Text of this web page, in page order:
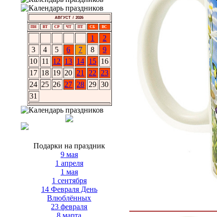
АВГУСТ / 2026
ПН ВТ СР ЧТ ПТ СБ ВС
1
2
3
4 5 6 7 8
9
10 11 12 13 14 15 16
17 18 19 20 21 22
23
24 25 26 27 28 29 30
31
Подарки на праздник
9 мая
1 апреля
1 мая
1 сентября
14 Февраля День
Влюблённых
23 февраля
8 марта